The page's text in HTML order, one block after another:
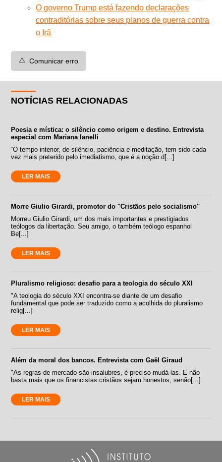
O governo Trump está fazendo declarações
contraditórias sobre seus planos de guerra contra
o Irã
⚠️ Comunicar erro
NOTÍCIAS RELACIONADAS
Poesia e mística: o silêncio como origem e destino. Entrevista
especial com Mariana Ianelli
“O tempo interior, de silêncio, paciência e meditação, tem sido cada
vez mais preterido pelo imediatismo, que é a noção d[...]
LER MAIS
Morre Giulio Girardi, promotor do ''Cristãos pelo socialismo''
Morreu Giulio Girardi, um dos mais importantes e prestigiados
teólogos da libertação. Seu amigo, o também teólogo espanhol
Be[...]
LER MAIS
Pluralismo religioso: desafio para a teologia do século XXI
"A teologia do século XXI encontra-se diante de um desafio
fundamental que pode ser traduzido como a acolhida do pluralismo
relig[...]
LER MAIS
Além da moral dos bancos. Entrevista com Gaël Giraud
"As regras de mercado são insalubres, é preciso mudá-las. E não
basta mais que os financistas cristãos sejam honestos, senão[...]
LER MAIS